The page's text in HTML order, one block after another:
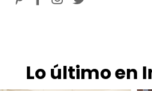
Lo último en